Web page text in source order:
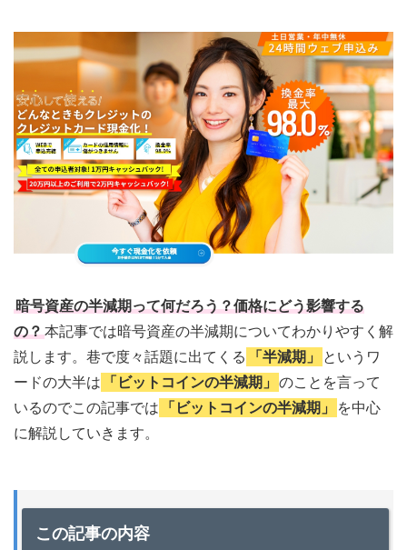
暗号資産の半減期って何だろう？価格にどう影響する
の？本記事では暗号資産の半減期についてわかりやすく解
説します。巷で度々話題に出てくる
「半減期」
というワ
ードの大半は
「ビットコインの半減期」
のことを言って
いるのでこの記事では
「ビットコインの半減期」
を中心
に解説していきます。
この記事の内容